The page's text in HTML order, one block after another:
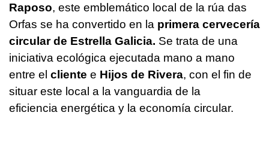
Raposo, este emblemático local de la rúa das
Orfas se ha convertido en la primera cervecería
circular de Estrella Galicia. Se trata de una
iniciativa ecológica ejecutada mano a mano
entre el cliente e Hijos de Rivera, con el fin de
situar este local a la vanguardia de la
eficiencia energética y la economía circular.